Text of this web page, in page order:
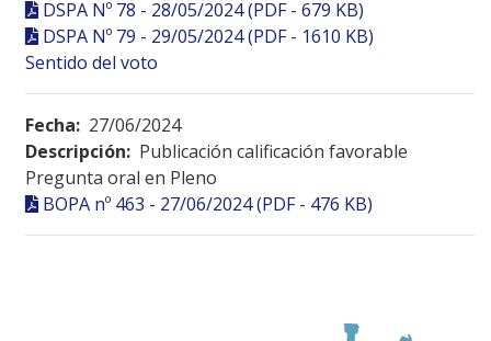
DSPA Nº 78 - 28/05/2024 (PDF - 679 KB)
DSPA Nº 79 - 29/05/2024 (PDF - 1610 KB)
Sentido del voto
Fecha: 27/06/2024
Descripción: Publicación calificación favorable
Pregunta oral en Pleno
BOPA nº 463 - 27/06/2024 (PDF - 476 KB)